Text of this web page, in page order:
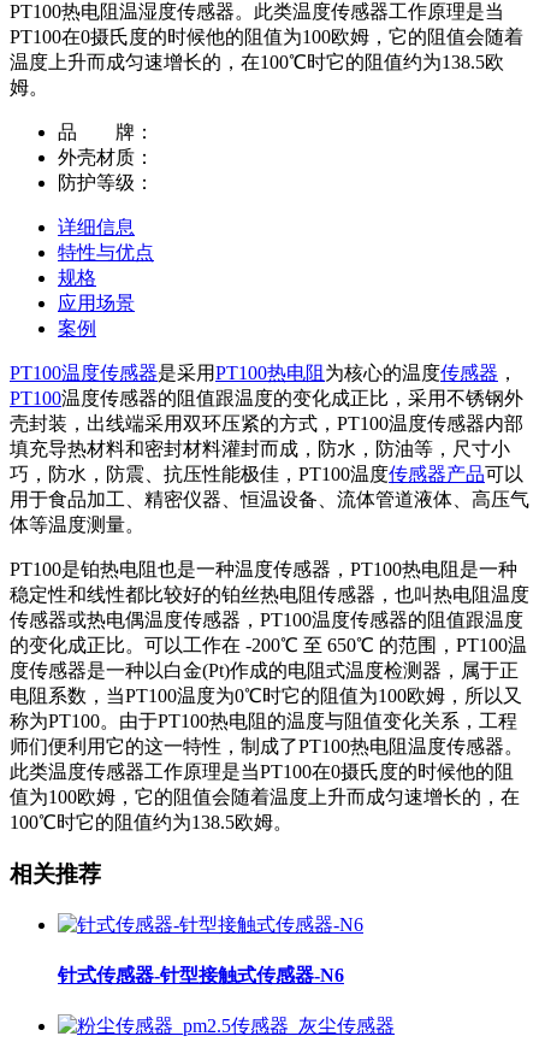
PT100热电阻温湿度传感器。此类温度传感器工作原理是当
PT100在0摄氏度的时候他的阻值为100欧姆，它的阻值会随着
温度上升而成匀速增长的，在100℃时它的阻值约为138.5欧
姆。
品 牌：
外壳材质：
防护等级：
详细信息
特性与优点
规格
应用场景
案例
PT100温度传感器是采用PT100热电阻 为核心的温度传感器 ，
PT100温度传感器的阻值跟温度的变化成正比，采用不锈钢外
壳封装，出线端采用双环压紧的方式，PT100温度传感器内部
填充导热材料和密封材料灌封而成，防水，防油等，尺寸小
巧，防水，防震、抗压性能极佳，PT100温度传感器产品可以
用于食品加工、精密仪器、恒温设备、流体管道液体、高压气
体等温度测量。
PT100是铂热电阻也是一种温度传感器，PT100热电阻是一种
稳定性和线性都比较好的铂丝热电阻传感器，也叫热电阻温度
传感器或热电偶温度传感器，PT100温度传感器的阻值跟温度
的变化成正比。可以工作在 -200℃ 至 650℃ 的范围，PT100温
度传感器是一种以白金(Pt)作成的电阻式温度检测器，属于正
电阻系数，当PT100温度为0℃时它的阻值为100欧姆，所以又
称为PT100。由于PT100热电阻的温度与阻值变化关系，工程
师们便利用它的这一特性，制成了PT100热电阻温度传感器。
此类温度传感器工作原理是当PT100在0摄氏度的时候他的阻
值为100欧姆，它的阻值会随着温度上升而成匀速增长的，在
100℃时它的阻值约为138.5欧姆。
相关推荐
针式传感器-针型接触式传感器-N6